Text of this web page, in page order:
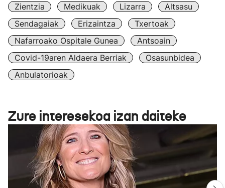
Zientzia
Medikuak Lizarra
Altsasu
Sendagaiak
Erizaintza
Txertoak
Nafarroako Ospitale Gunea
Antsoain
Covid-19aren Aldaera Berriak
Osasunbidea
Anbulatorioak
Zure interesekoa izan daiteke